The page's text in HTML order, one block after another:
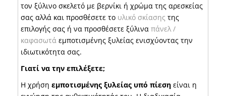
τον ξύλινο σκελετό με βερνίκι ή χρώμα της αρεσκείας
σας αλλά και προσθέσετε το υλικό σκίασης της
επιλογής σας ή να προσθέσετε ξύλινα πάνελ /
καφασωτά εμποτισμένης ξυλείας ενισχύοντας την
ιδιωτικότητα σας.
Γιατί να την επιλέξετε;
Η χρήση εμποτισμένης ξυλείας υπό πίεση είναι η